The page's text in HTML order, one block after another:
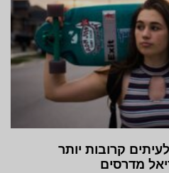
קרובות יותר
מדרסים